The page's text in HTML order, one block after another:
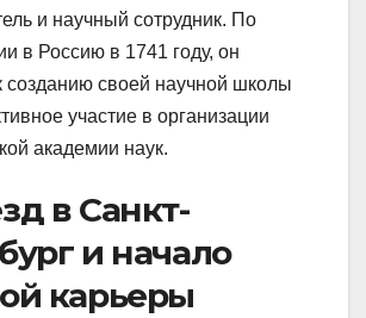
и научный сотрудник. По
в Россию в 1741 году, он
созданию своей научной школы
участие в организации
академии наук.
в Санкт-
и начало
карьеры